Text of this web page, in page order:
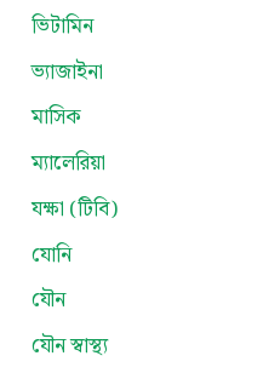
ভিটামিন
ভ্যাজাইনা
মাসিক
ম্যালেরিয়া
যক্ষা (টিবি)
যোনি
যৌন
যৌন স্বাস্থ্য